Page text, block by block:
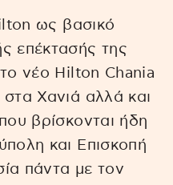
ως βασικό
επέκτασής της
νέο Hilton Chania
Χανιά αλλά και
βρίσκονται ήδη
και Επισκοπή
πάντα με τον